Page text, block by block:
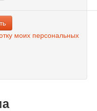
моих персональных